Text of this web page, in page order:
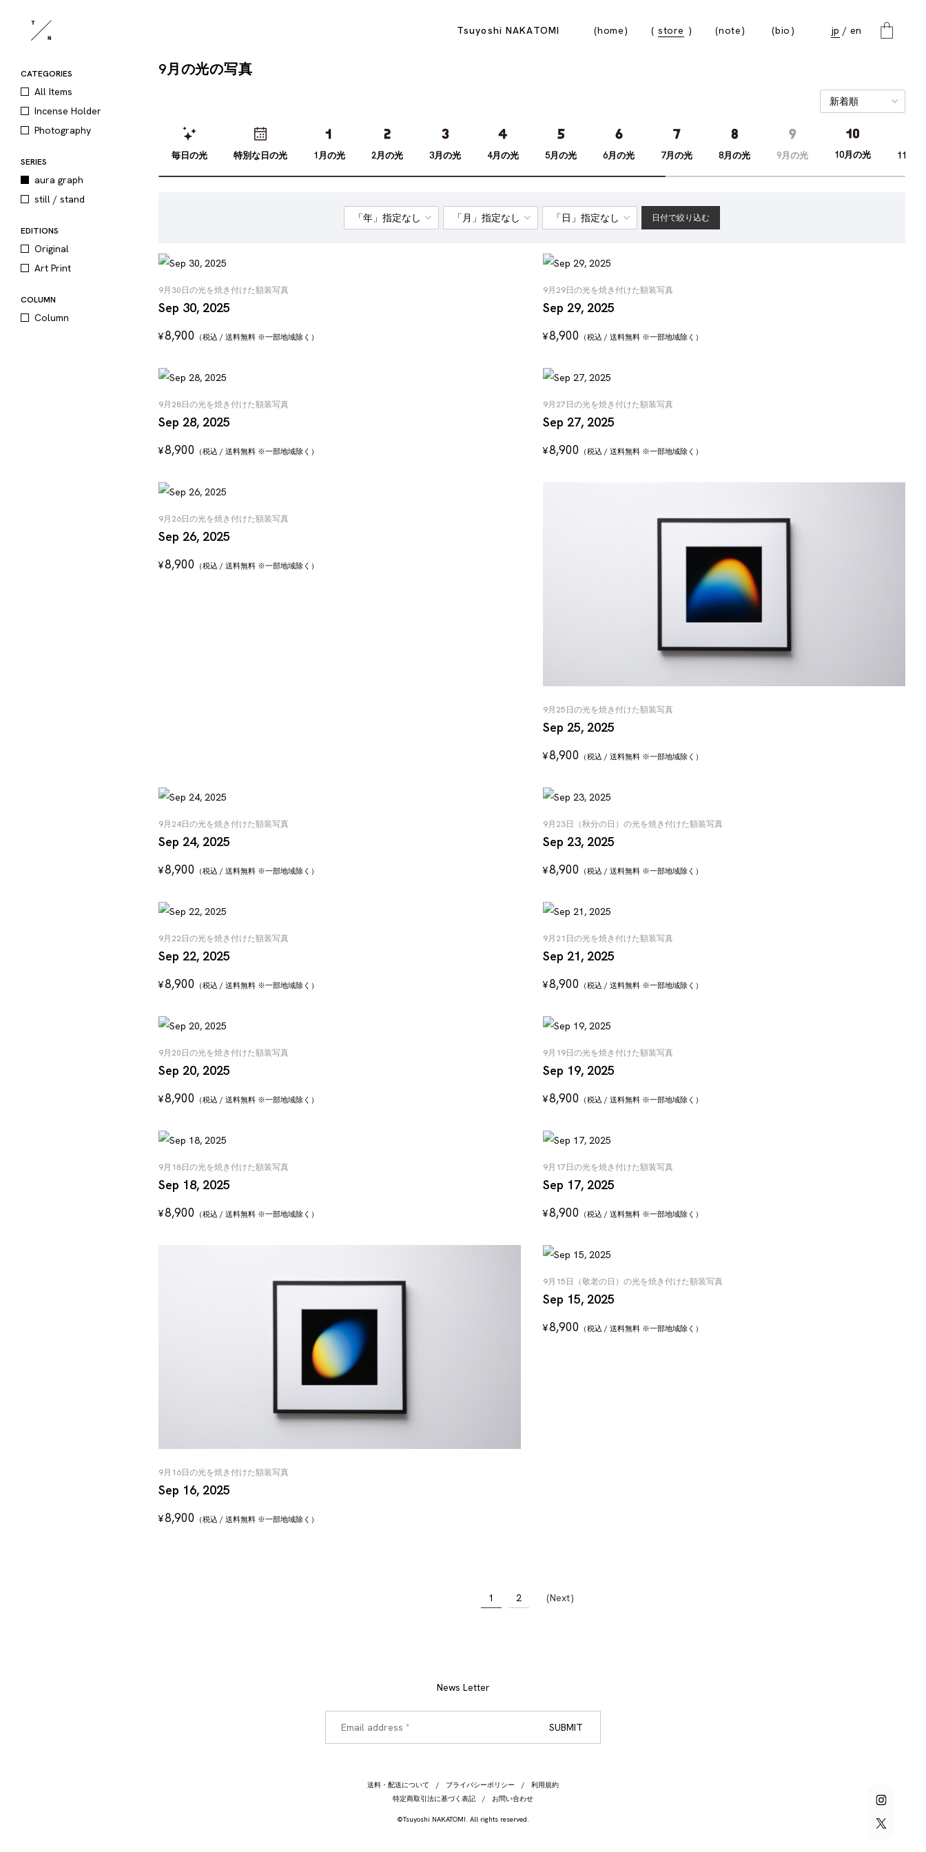
Tsuyoshi NAKATOMI home store note bio jp en
CATEGORIES
All Items
Incense Holder
Photography
SERIES
aura graph
still / stand
EDITIONS
Original
Art Print
COLUMN
Column
9月の光の写真
毎日の光 特別な日の光 1月の光 2月の光 3月の光 4月の光 5月の光 6月の光 7月の光 8月の光 9月の光 10月の光 11月
日付で絞り込む
9月30日の光を焼き付けた額装写真
Sep 30, 2025
¥8,900 （税込 / 送料無料 ※一部地域除く）
9月29日の光を焼き付けた額装写真
Sep 29, 2025
¥8,900 （税込 / 送料無料 ※一部地域除く）
9月28日の光を焼き付けた額装写真
Sep 28, 2025
¥8,900 （税込 / 送料無料 ※一部地域除く）
9月27日の光を焼き付けた額装写真
Sep 27, 2025
¥8,900 （税込 / 送料無料 ※一部地域除く）
9月26日の光を焼き付けた額装写真
Sep 26, 2025
¥8,900 （税込 / 送料無料 ※一部地域除く）
9月25日の光を焼き付けた額装写真
Sep 25, 2025
¥8,900 （税込 / 送料無料 ※一部地域除く）
9月24日の光を焼き付けた額装写真
Sep 24, 2025
¥8,900 （税込 / 送料無料 ※一部地域除く）
9月23日（秋分の日）の光を焼き付けた額装写真
Sep 23, 2025
¥8,900 （税込 / 送料無料 ※一部地域除く）
9月22日の光を焼き付けた額装写真
Sep 22, 2025
¥8,900 （税込 / 送料無料 ※一部地域除く）
9月21日の光を焼き付けた額装写真
Sep 21, 2025
¥8,900 （税込 / 送料無料 ※一部地域除く）
9月20日の光を焼き付けた額装写真
Sep 20, 2025
¥8,900 （税込 / 送料無料 ※一部地域除く）
9月19日の光を焼き付けた額装写真
Sep 19, 2025
¥8,900 （税込 / 送料無料 ※一部地域除く）
9月18日の光を焼き付けた額装写真
Sep 18, 2025
¥8,900 （税込 / 送料無料 ※一部地域除く）
9月17日の光を焼き付けた額装写真
Sep 17, 2025
¥8,900 （税込 / 送料無料 ※一部地域除く）
9月16日の光を焼き付けた額装写真
Sep 16, 2025
¥8,900 （税込 / 送料無料 ※一部地域除く）
9月15日（敬老の日）の光を焼き付けた額装写真
Sep 15, 2025
¥8,900 （税込 / 送料無料 ※一部地域除く）
1 2 Next
News Letter
送料・配送について プライバシーポリシー
利用規約
特定商取引法に基づく表記
お問い合わせ
©Tsuyoshi NAKATOMI. All rights reserved.